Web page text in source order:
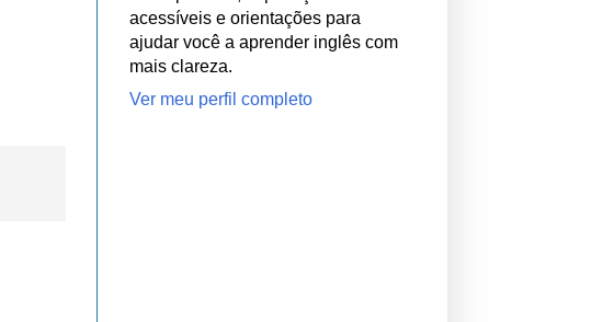
acessíveis e orientações para
ajudar você a aprender inglês com
mais clareza.
Ver meu perfil completo